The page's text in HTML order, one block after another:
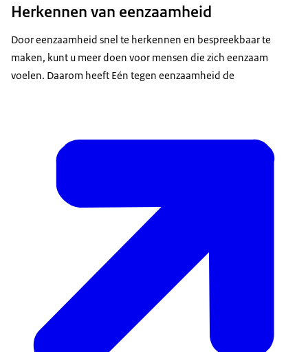
Herkennen van eenzaamheid
Door eenzaamheid snel te herkennen en bespreekbaar te
maken, kunt u meer doen voor mensen die zich eenzaam
voelen. Daarom heeft Eén tegen eenzaamheid de